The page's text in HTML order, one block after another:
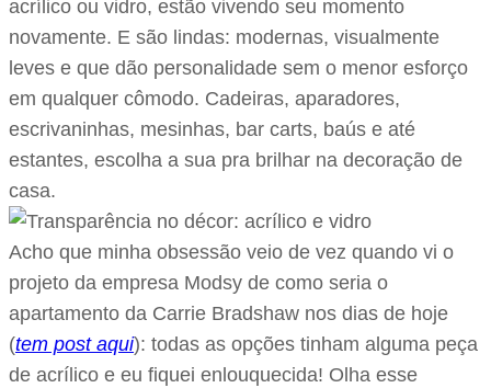
acrílico ou vidro, estão vivendo seu momento
novamente. E são lindas: modernas, visualmente
leves e que dão personalidade sem o menor esforço
em qualquer cômodo. Cadeiras, aparadores,
escrivaninhas, mesinhas, bar carts, baús e até
estantes, escolha a sua pra brilhar na decoração de
casa.
Acho que minha obsessão veio de vez quando vi o
projeto da empresa Modsy de como seria o
apartamento da Carrie Bradshaw nos dias de hoje
(tem post aqui): todas as opções tinham alguma peça
de acrílico e eu fiquei enlouquecida! Olha esse